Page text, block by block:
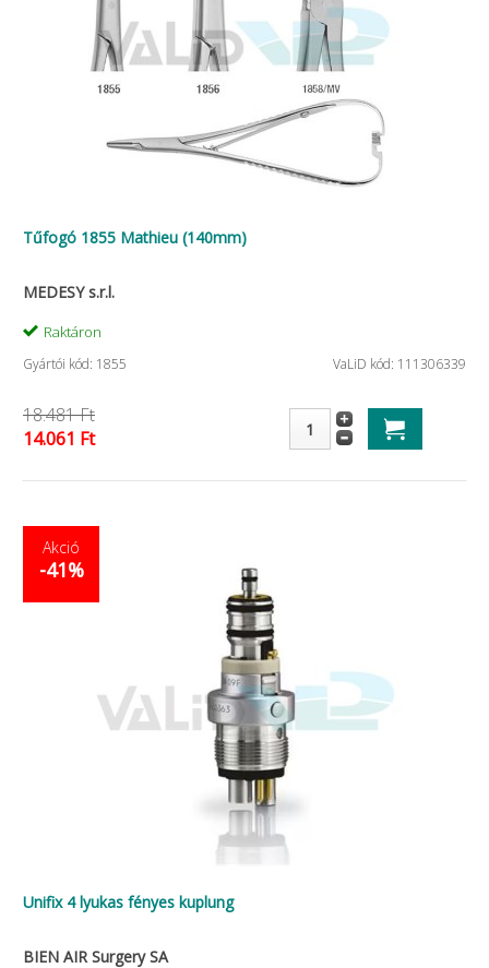
Tűfogó 1855 Mathieu (140mm)
MEDESY s.r.l.
Raktáron
Gyártói kód: 1855 VaLiD kód: 111306339
18.481 Ft
14.061 Ft
Akció
-41%
Unifix 4 lyukas fényes kuplung
BIEN AIR Surgery SA